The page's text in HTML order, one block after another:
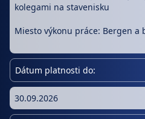
kolegami na stavenisku
Miesto výkonu práce: Bergen a
Dátum platnosti do:
30.09.2026